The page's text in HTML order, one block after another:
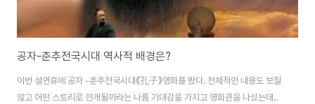
공자-춘추전국시대 역사적 배경은?
이번 설연휴에 공자 -춘추전국시대《孔子》영화를 봤다. 전체적인 내용도 보질
않고 어떤 스토리로 전개될까라는 나름 기대감을 가지고 영화관을 나섰는데..